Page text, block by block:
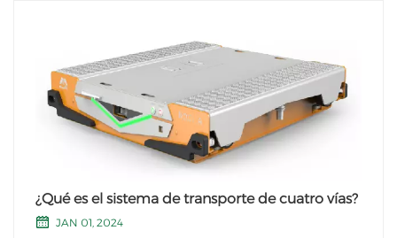
¿Qué es el sistema de transporte de cuatro vías?
JAN 01, 2024